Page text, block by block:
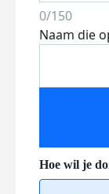
0/150
Naam die